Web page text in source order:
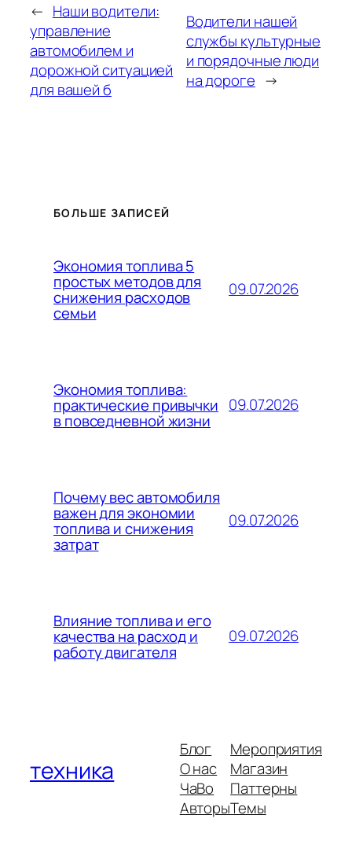
← Наши водители:
управление
автомобилем и
дорожной ситуацией
для вашей б
Водители нашей
службы культурные
и порядочные люди
на дороге →
БОЛЬШЕ ЗАПИСЕЙ
Экономия топлива 5
простых методов для
снижения расходов
семьи
09.07.2026
Экономия топлива:
практические привычки
в повседневной жизни
09.07.2026
Почему вес автомобиля
важен для экономии
топлива и снижения
затрат
09.07.2026
Влияние топлива и его
качества на расход и
работу двигателя
09.07.2026
техника
Блог
О нас
ЧаВо
Авторы
Мероприятия
Магазин
Паттерны
Темы